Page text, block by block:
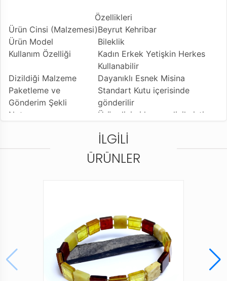
Özellikleri
Ürün Cinsi (Malzemesi)Beyrut Kehribar
Ürün Model
Bileklik
Kullanım Özelliği
Kadın Erkek Yetişkin Herkes
Kullanabilir
Dizildiği Malzeme
Dayanıklı Esnek Misina
Paketleme ve
Gönderim Şekli
Standart Kutu içerisinde
gönderilir
Not
Ürün dizimi karma dizilmiştir
İLGILI
ÜRÜNLER